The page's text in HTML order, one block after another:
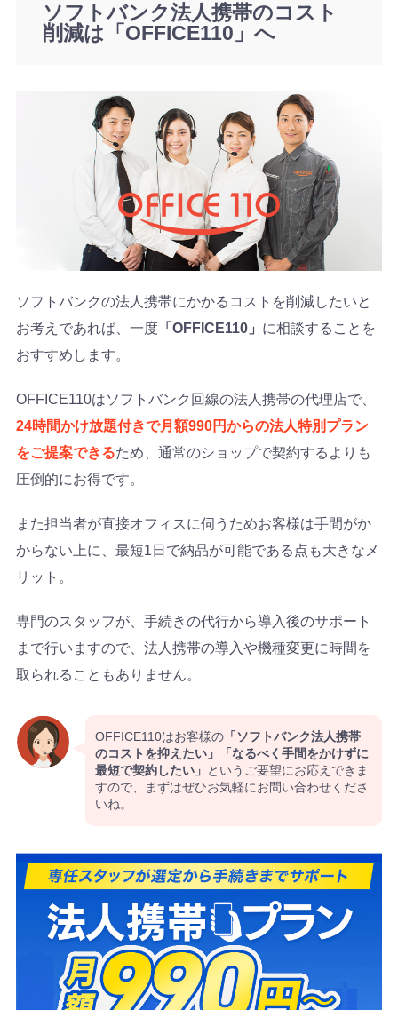
ソフトバンク法人携帯のコスト
削減は「OFFICE110」へ
ソフトバンクの法人携帯にかかるコストを削減したいと
お考えであれば、一度「OFFICE110」 に相談することを
おすすめします。
OFFICE110はソフトバンク回線の法人携帯の代理店で、
24時間かけ放題付きで月額990円からの法人特別プラン
をご提案できるため、通常のショップで契約するよりも
圧倒的にお得です。
また担当者が直接オフィスに伺うためお客様は手間がか
からない上に、最短1日で納品が可能である点も大きなメ
リット。
専門のスタッフが、手続きの代行から導入後のサポート
まで行いますので、法人携帯の導入や機種変更に時間を
取られることもありません。
OFFICE110はお客様の「ソフトバンク法人携帯
のコストを抑えたい」「なるべく手間をかけずに
最短で契約したい」 というご要望にお応えできま
すので、まずはぜひお気軽にお問い合わせくださ
いね。